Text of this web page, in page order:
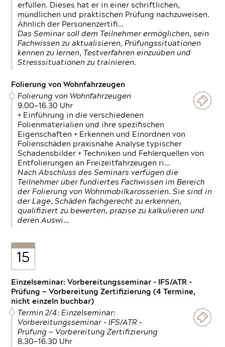
erfüllen. Dieses hat er in einer schriftlichen,
mündlichen und praktischen Prüfung nachzuweisen.
Ähnlich der Personenzertifi…
Das Seminar soll dem Teilnehmer ermöglichen, sein
Fachwissen zu aktualisieren, Prüfungssituationen
kennen zu lernen, Testverfahren einzuüben und
Stresssituationen zu trainieren.
Folierung von Wohnfahrzeugen
Folierung von Wohnfahrzeugen
9.00—16.30 Uhr
+ Einführung in die verschiedenen
Folienmaterialien und ihre spezifischen
Eigenschaften + Erkennen und Einordnen von
Folienschäden praxisnahe Analyse typischer
Schadensbilder + Techniken und Fehlerquellen von
Entfolierungen an Freizeitfahrzeugen ri…
Nach Abschluss des Seminars verfügen die
Teilnehmer über fundiertes Fachwissen im Bereich
der Folierung von Wohnmobilkarosserien. Sie sind in
der Lage, Schäden fachgerecht zu erkennen,
qualifiziert zu bewerten, präzise zu kalkulieren und
deren Auswi…
15
Einzelseminar: Vorbereitungsseminar - IFS/ATR -
Prüfung — Vorbereitung Zertifizierung (4 Termine,
nicht einzeln buchbar)
Termin 2/4: Einzelseminar:
Vorbereitungsseminar - IFS/ATR -
Prüfung — Vorbereitung Zertifizierung
8.30—16.30 Uhr